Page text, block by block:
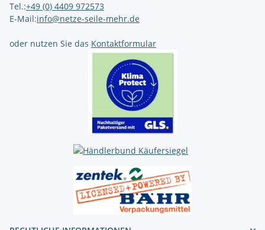
Tel.:+49 (0) 4409 972573
E-Mail:info@netze-seile-mehr.de
oder nutzen Sie das Kontaktformular